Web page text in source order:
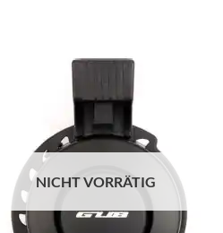
NICHT VORRÄTIG